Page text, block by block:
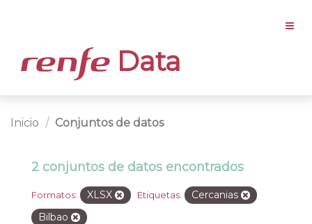
Data
Inicio Conjuntos de datos
2 conjuntos de datos encontrados
Formatos: XLSX Etiquetas:
Cercanias
Bilbao